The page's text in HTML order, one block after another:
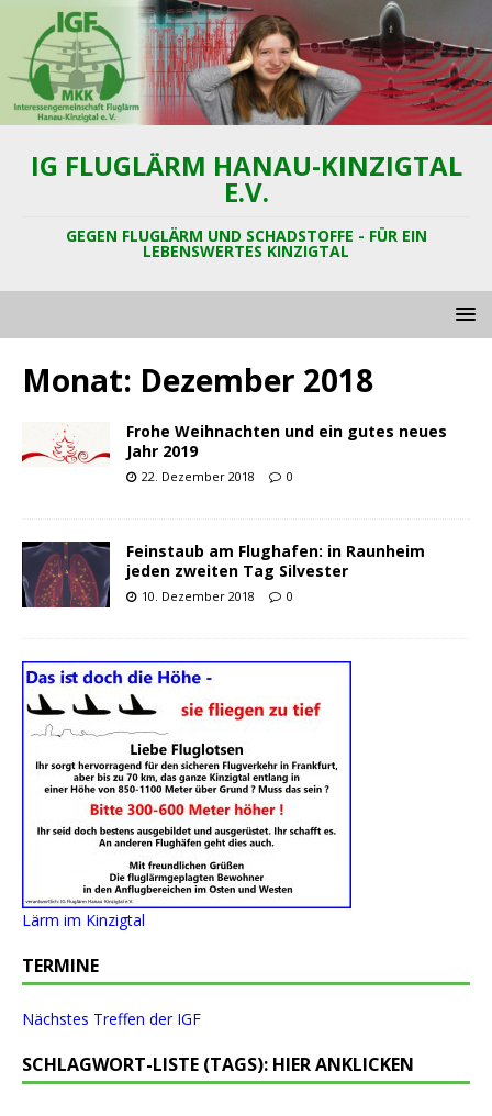
IG FLUGLÄRM HANAU-KINZIGTAL
E.V.
GEGEN FLUGLÄRM UND SCHADSTOFFE - FÜR EIN
LEBENSWERTES KINZIGTAL
Monat: Dezember 2018
Frohe Weihnachten und ein gutes neues
Jahr 2019
22. Dezember 2018 0
Feinstaub am Flughafen: in Raunheim
jeden zweiten Tag Silvester
10. Dezember 2018 0
Lärm im Kinzigtal
TERMINE
Nächstes Treffen der IGF
SCHLAGWORT-LISTE (TAGS): HIER ANKLICKEN